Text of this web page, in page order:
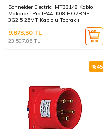
Schneider Electric IMT33148 Kablo
Makarası Pro IP44 IK08 HO7RNF
3G2.5 25MT Kablolu Topraklı
23.507,85TL
9.873,30TL
%45